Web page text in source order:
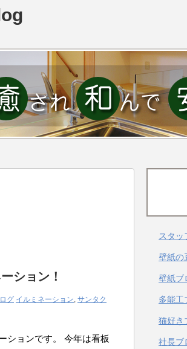
ション！
グ イルミネーション, サンタク
ションです。 今年は看板
スタッ
壁紙の
壁紙ブ
多能工
猫好き
社長ブ